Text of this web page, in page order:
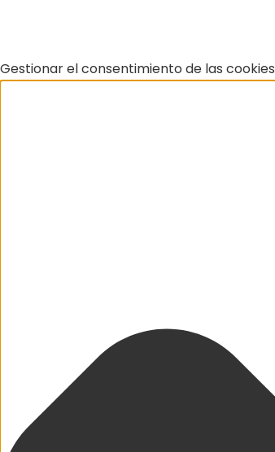
Gestionar el consentimiento de las cookies